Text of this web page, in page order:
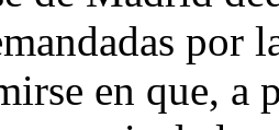
por
en que, a